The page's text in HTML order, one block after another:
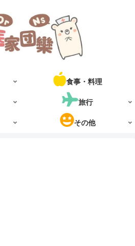
食事・料理
旅行
その他